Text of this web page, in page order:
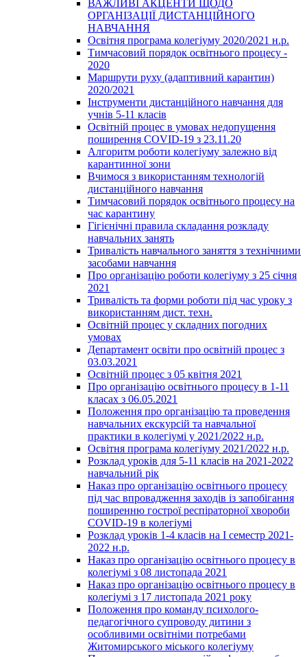
ВАЖЛИВІ АКЦЕНТИ ЩОДО
ОРГАНІЗАЦІЇ ДИСТАНЦІЙНОГО
НАВЧАННЯ
Освітня програма колегіуму 2020/2021 н.р.
Тимчасовий порядок освітнього процесу -
2020
Маршрути руху (адаптивний карантин)
2020/2021
Інструменти дистанційного навчання для
учнів 5-11 класів
Освітній процес в умовах недопущення
поширення COVID-19 з 23.11.20
Алгоритм роботи колегіуму залежно від
карантинної зони
Вчимося з використанням технологій
дистанційного навчання
Тимчасовий порядок освітнього процесу на
час карантину
Гігієнічні правила складання розкладу
навчальних занять
Тривалість навчального заняття з технічними
засобами навчання
Про організацію роботи колегіуму з 25 січня
2021
Тривалість та форми роботи під час уроку з
використанням дист. техн.
Освітній процес у складних погодних
умовах
Департамент освіти про освітній процес з
03.03.2021
Освітній процес з 05 квітня 2021
Про організацію освітнього процесу в 1-11
класах з 06.05.2021
Положення про організацію та проведення
навчальних екскурсій та навчальної
практики в колегіумі у 2021/2022 н.р.
Освітня програма колегіуму 2021/2022 н.р.
Розклад уроків для 5-11 класів на 2021-2022
навчальний рік
Наказ про організацію освітнього процесу
під час впровадження заходів із запобігання
поширенню гострої респіраторної хвороби
COVID-19 в колегіумі
Розклад уроків 1-4 класів на І семестр 2021-
2022 н.р.
Наказ про організацію освітнього процесу в
колегіумі з 08 листопада 2021
Наказ про організацію освітнього процесу в
колегіумі з 17 листопада 2021 року
Положення про команду психолого-
педагогічного супроводу дитини з
особливими освітніми потребами
Житомирського міського колегіуму